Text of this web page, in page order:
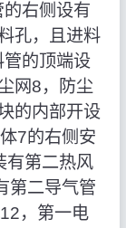
右侧设有
孔，且进料
的顶端设
网8，防尘
的内部开设
7的右侧安
有第二热风
第二导气管
，第一电